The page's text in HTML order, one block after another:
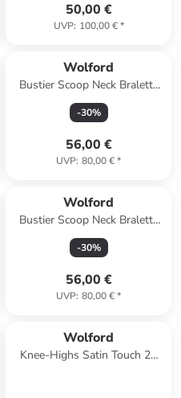
50,00 €
UVP: 100,00 €*
Wolford
Bustier Scoop Neck Bralette
1er Pack in pearl
-30%
56,00 €
UVP: 80,00 €*
Wolford
Bustier Scoop Neck Bralette
1er Pack in powder pink
-30%
56,00 €
UVP: 80,00 €*
Wolford
Knee-Highs Satin Touch 20